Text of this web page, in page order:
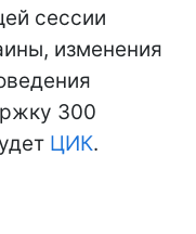
сессии
изменения
300
ЦИК.